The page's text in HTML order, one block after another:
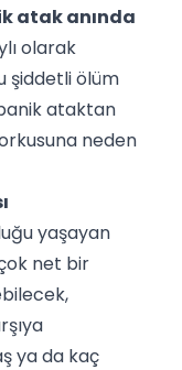
atak anında
olarak
şiddetli ölüm
ataktan
neden
yaşayan
net bir
ya da kaç